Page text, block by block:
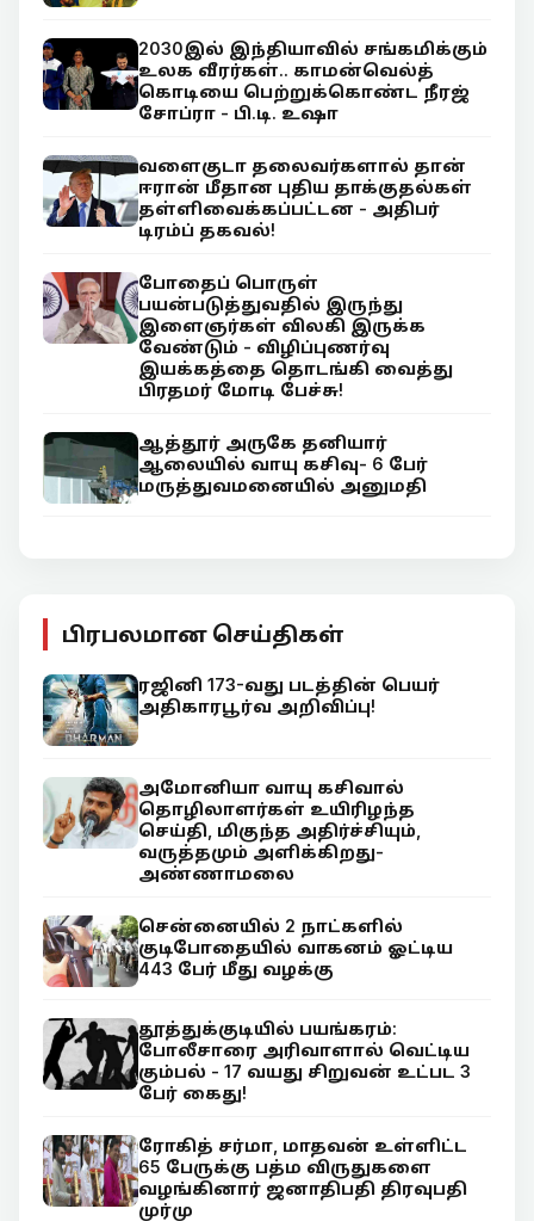
2030இல் இந்தியாவில் சங்கமிக்கும்
உலக வீரர்கள்.. காமன்வெல்த்
கொடியை பெற்றுக்கொண்ட நீரஜ்
சோப்ரா - பி.டி. உஷா
வளைகுடா தலைவர்களால் தான்
ஈரான் மீதான புதிய தாக்குதல்கள்
தள்ளிவைக்கப்பட்டன - அதிபர்
டிரம்ப் தகவல்!
போதைப் பொருள்
பயன்படுத்துவதில் இருந்து
இளைஞர்கள் விலகி இருக்க
வேண்டும் - விழிப்புணர்வு
இயக்கத்தை தொடங்கி வைத்து
பிரதமர் மோடி பேச்சு!
ஆத்தூர் அருகே தனியார்
ஆலையில் வாயு கசிவு- 6 பேர்
மருத்துவமனையில் அனுமதி
பிரபலமான செய்திகள்
ரஜினி 173-வது படத்தின் பெயர்
அதிகாரபூர்வ அறிவிப்பு!
அமோனியா வாயு கசிவால்
தொழிலாளர்கள் உயிரிழந்த
செய்தி, மிகுந்த அதிர்ச்சியும்,
வருத்தமும் அளிக்கிறது-
அண்ணாமலை
சென்னையில் 2 நாட்களில்
குடிபோதையில் வாகனம் ஓட்டிய
443 பேர் மீது வழக்கு
தூத்துக்குடியில் பயங்கரம்:
போலீசாரை அரிவாளால் வெட்டிய
கும்பல் - 17 வயது சிறுவன் உட்பட 3
பேர் கைது!
ரோகித் சர்மா, மாதவன் உள்ளிட்ட
65 பேருக்கு பத்ம விருதுகளை
வழங்கினார் ஜனாதிபதி திரவுபதி
முர்மு